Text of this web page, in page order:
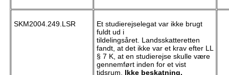
SKM2004.249.LSR
Et studierejselegat var ikke brugt
fuldt ud i
tildelingsåret. Landsskatteretten
fandt, at det ikke var et krav efter LL
§ 7 K, at en studierejse skulle være
gennemført inden for et vist
tidsrum. Ikke beskatning.